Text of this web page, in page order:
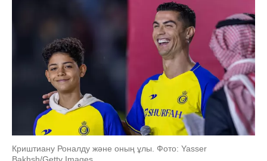
Криштиану Роналду және оның ұлы. Фото: Yasser
Bakhsh/Getty Images